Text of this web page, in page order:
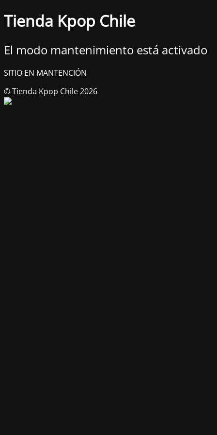
Tienda Kpop Chile
El modo mantenimiento está activado
SITIO EN MANTENCIÓN
© Tienda Kpop Chile 2026